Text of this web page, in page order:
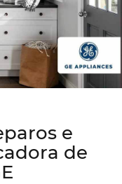
e
de